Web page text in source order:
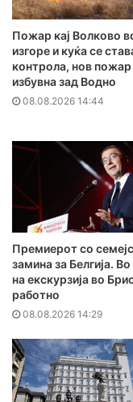
Пожар кај Волково
изгоре и куќа се
контрола, нов пожар
избувна зад Водно
08.08.2026 14:44
Премиерот со
замина за Белгија.
на екскурзија во
работно
08.08.2026 14:29